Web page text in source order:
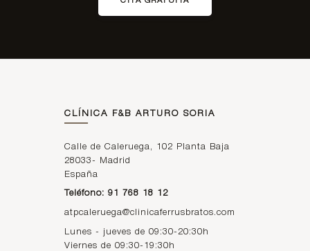
CLÍNICA F&B ARTURO SORIA
Calle de Caleruega, 102 Planta Baja
28033-
Madrid
España
Teléfono: 91 768 18 12
atpcaleruega@clinicaferrusbratos.com
Lunes - jueves de 09:30-20:30h
Viernes de 09:30-19:30h